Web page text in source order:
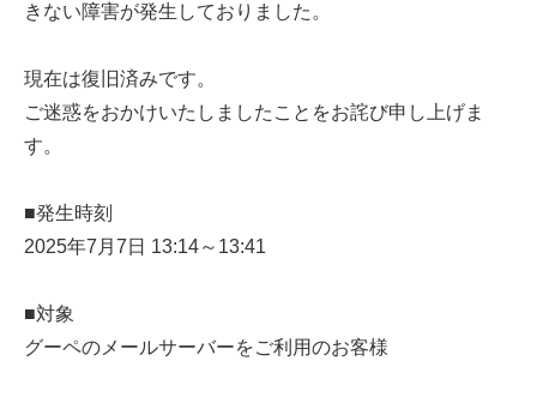
きない障害が発生しておりました。
現在は復旧済みです。
ご迷惑をおかけいたしましたことをお詫び申し上げま
す。
■発生時刻
2025年7月7日 13:14～13:41
■対象
グーペのメールサーバーをご利用のお客様